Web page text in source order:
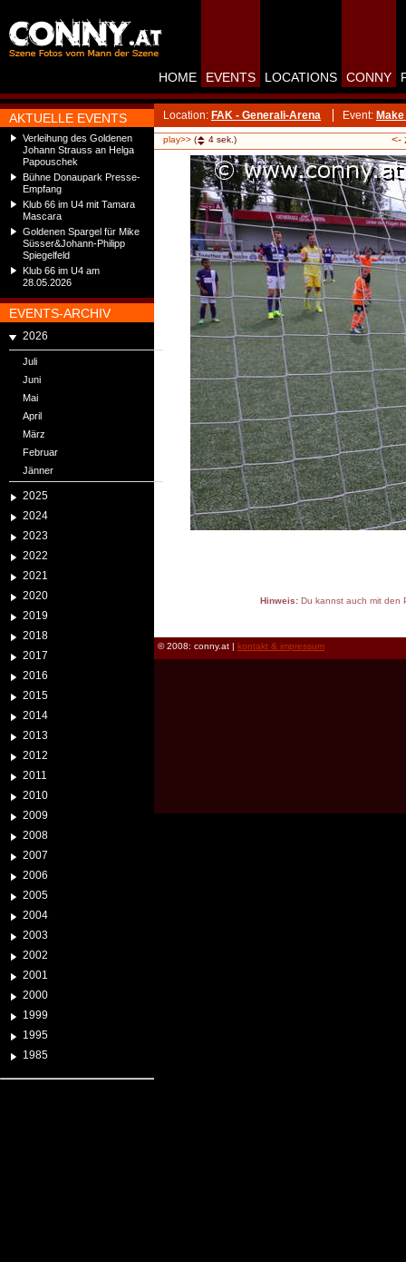
AKTUELLE EVENTS
Verleihung des Goldenen
Johann Strauss an Helga
Papouschek
Bühne Donaupark Presse-
Empfang
Klub 66 im U4 mit Tamara
Mascara
Goldenen Spargel für Mike
Süsser&Johann-Philipp
Spiegelfeld
Klub 66 im U4 am
28.05.2026
EVENTS-ARCHIV
2026
Juli
Juni
Mai
April
März
Februar
Jänner
2025
2024
2023
2022
2021
2020
2019
2018
2017
2016
2015
2014
2013
2012
2011
2010
2009
2008
2007
2006
2005
2004
2003
2002
2001
2000
1999
1995
1985
HOME EVENTS LOCATIONS CONNY
Location: FAK - Generali-Arena Event:
play>> ( 4 sek.) <-
Hinweis:Du kannst auch mit den
© 2008: conny.at | kontakt & impressum